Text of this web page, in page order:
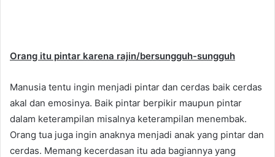
Orang itu pintar karena rajin/bersungguh-sungguh
Manusia tentu ingin menjadi pintar dan cerdas baik cerdas
akal dan emosinya. Baik pintar berpikir maupun pintar
dalam keterampilan misalnya keterampilan menembak.
Orang tua juga ingin anaknya menjadi anak yang pintar dan
cerdas. Memang kecerdasan itu ada bagiannya yang